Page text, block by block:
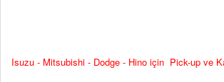
Isuzu - Mitsubishi - Dodge - Hino için Pick-up ve